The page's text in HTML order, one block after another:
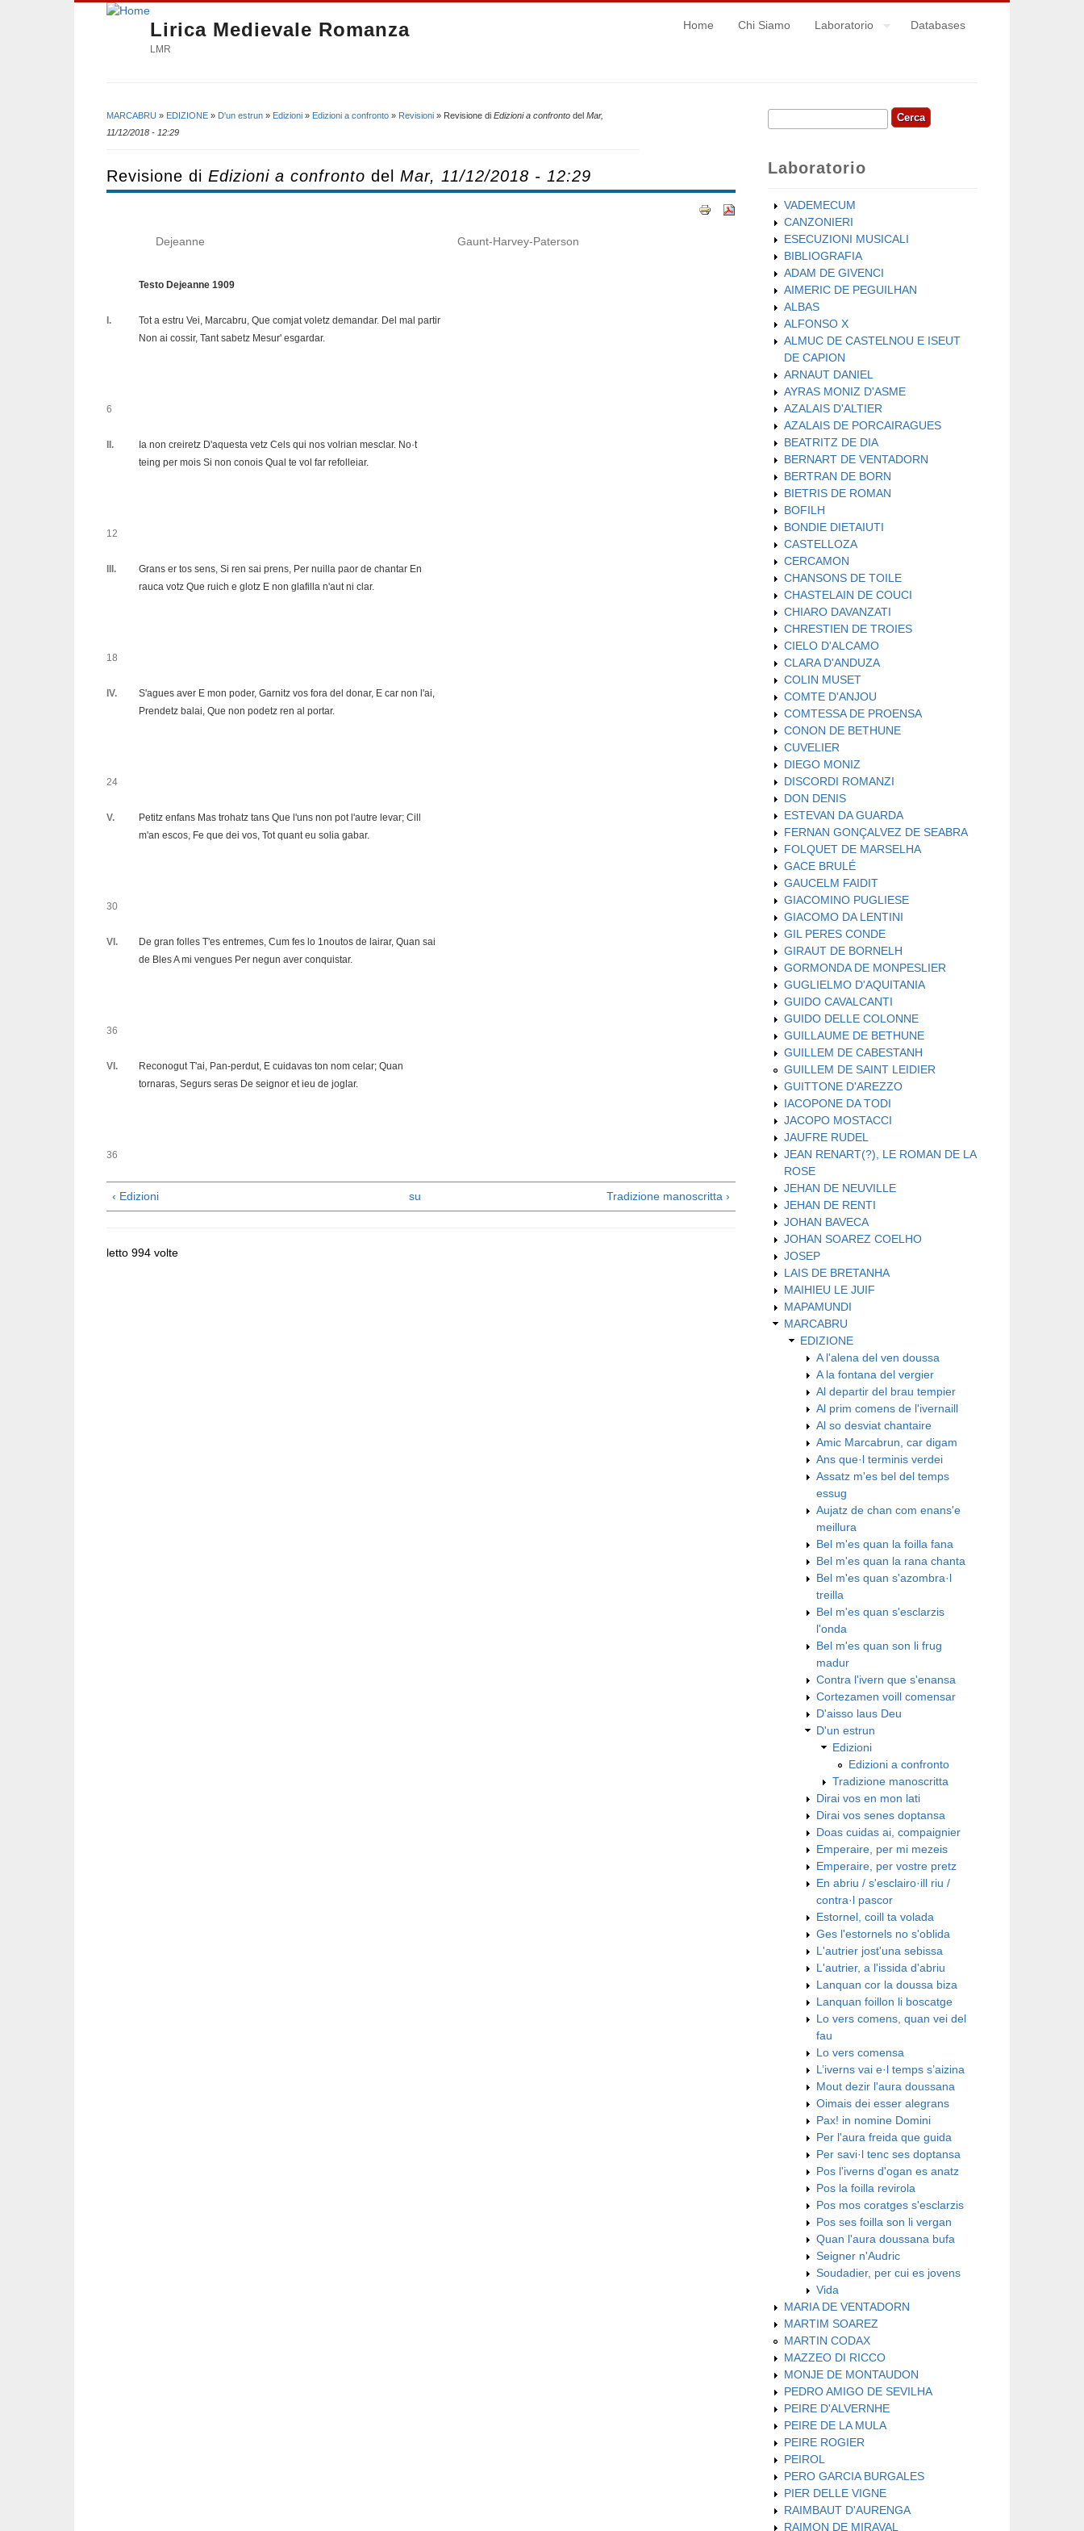
Lirica Medievale Romanza
LMR
Home Chi Siamo Laboratorio Databases
Tu sei qui
MARCABRU » EDIZIONE » D'un estrun » Edizioni » Edizioni a confronto » Revisioni » Revisione di Edizioni a confronto del Mar,
11/12/2018 - 12:29
Revisione di Edizioni a confronto del Mar, 11/12/2018 - 12:29
Dejeanne Gaunt-Harvey-Paterson
I.
6
Testo Dejeanne 1909
Tot a estru Vei, Marcabru, Que comjat voletz demandar. Del mal partir
Non ai cossir, Tant sabetz Mesur' esgardar.
II.
12
Ia non creiretz D'aquesta vetz Cels qui nos volrian mesclar. No·t
teing per mois Si non conois Qual te vol far refolleiar.
III.
18
Grans er tos sens, Si ren sai prens, Per nuilla paor de chantar En
rauca votz Que ruich e glotz E non glafilla n'aut ni clar.
IV.
24
S'agues aver E mon poder, Garnitz vos fora del donar, E car non l'ai,
Prendetz balai, Que non podetz ren al portar.
V.
30
Petitz enfans Mas trohatz tans Que l'uns non pot l'autre levar; Cill
m'an escos, Fe que dei vos, Tot quant eu solia gabar.
VI.
36
De gran folles T'es entremes, Cum fes lo 1noutos de lairar, Quan sai
de Bles A mi vengues Per negun aver conquistar.
VI.
36
Reconogut T'ai, Pan-perdut, E cuidavas ton nom celar; Quan
tornaras, Segurs seras De seignor et ieu de joglar.
‹ Edizioni su Tradizione manoscritta ›
letto 994 volte
Form di ricerca
Cerca
Laboratorio
VADEMECUM
CANZONIERI
ESECUZIONI MUSICALI
BIBLIOGRAFIA
ADAM DE GIVENCI
AIMERIC DE PEGUILHAN
ALBAS
ALFONSO X
ALMUC DE CASTELNOU E ISEUT
DE CAPION
ARNAUT DANIEL
AYRAS MONIZ D'ASME
AZALAIS D'ALTIER
AZALAIS DE PORCAIRAGUES
BEATRITZ DE DIA
BERNART DE VENTADORN
BERTRAN DE BORN
BIETRIS DE ROMAN
BOFILH
BONDIE DIETAIUTI
CASTELLOZA
CERCAMON
CHANSONS DE TOILE
CHASTELAIN DE COUCI
CHIARO DAVANZATI
CHRESTIEN DE TROIES
CIELO D'ALCAMO
CLARA D'ANDUZA
COLIN MUSET
COMTE D'ANJOU
COMTESSA DE PROENSA
CONON DE BETHUNE
CUVELIER
DIEGO MONIZ
DISCORDI ROMANZI
DON DENIS
ESTEVAN DA GUARDA
FERNAN GONÇALVEZ DE SEABRA
FOLQUET DE MARSELHA
GACE BRULÉ
GAUCELM FAIDIT
GIACOMINO PUGLIESE
GIACOMO DA LENTINI
GIL PERES CONDE
GIRAUT DE BORNELH
GORMONDA DE MONPESLIER
GUGLIELMO D'AQUITANIA
GUIDO CAVALCANTI
GUIDO DELLE COLONNE
GUILLAUME DE BETHUNE
GUILLEM DE CABESTANH
GUILLEM DE SAINT LEIDIER
GUITTONE D'AREZZO
IACOPONE DA TODI
JACOPO MOSTACCI
JAUFRE RUDEL
JEAN RENART(?), LE ROMAN DE LA
ROSE
JEHAN DE NEUVILLE
JEHAN DE RENTI
JOHAN BAVECA
JOHAN SOAREZ COELHO
JOSEP
LAIS DE BRETANHA
MAIHIEU LE JUIF
MAPAMUNDI
MARCABRU
EDIZIONE
A l'alena del ven doussa
A la fontana del vergier
Al departir del brau tempier
Al prim comens de l'ivernaill
Al so desviat chantaire
Amic Marcabrun, car digam
Ans que·l terminis verdei
Assatz m'es bel del temps
essug
Aujatz de chan com enans'e
meillura
Bel m'es quan la foilla fana
Bel m'es quan la rana chanta
Bel m'es quan s'azombra·l
treilla
Bel m'es quan s'esclarzis
l'onda
Bel m'es quan son li frug
madur
Contra l'ivern que s'enansa
Cortezamen voill comensar
D'aisso laus Deu
D'un estrun
Edizioni
Edizioni a confronto
Tradizione manoscritta
Dirai vos en mon lati
Dirai vos senes doptansa
Doas cuidas ai, compaignier
Emperaire, per mi mezeis
Emperaire, per vostre pretz
En abriu / s'esclairo·ill riu /
contra·l pascor
Estornel, coill ta volada
Ges l'estornels no s'oblida
L'autrier jost'una sebissa
L'autrier, a l'issida d'abriu
Lanquan cor la doussa biza
Lanquan foillon li boscatge
Lo vers comens, quan vei del
fau
Lo vers comensa
L’iverns vai e·l temps s’aizina
Mout dezir l'aura doussana
Oimais dei esser alegrans
Pax! in nomine Domini
Per l'aura freida que guida
Per savi·l tenc ses doptansa
Pos l'iverns d'ogan es anatz
Pos la foilla revirola
Pos mos coratges s'esclarzis
Pos ses foilla son li vergan
Quan l'aura doussana bufa
Seigner n'Audric
Soudadier, per cui es jovens
Vida
MARIA DE VENTADORN
MARTIM SOAREZ
MARTIN CODAX
MAZZEO DI RICCO
MONJE DE MONTAUDON
PEDRO AMIGO DE SEVILHA
PEIRE D'ALVERNHE
PEIRE DE LA MULA
PEIRE ROGIER
PEIROL
PERO GARCIA BURGALES
PIER DELLE VIGNE
RAIMBAUT D'AURENGA
RAIMON DE MIRAVAL